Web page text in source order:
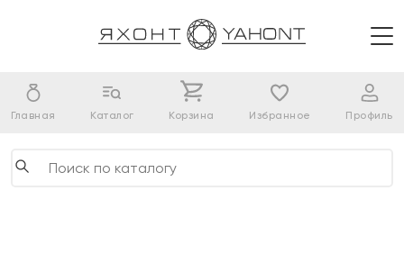
Главная Каталог Корзина Избранное Профиль